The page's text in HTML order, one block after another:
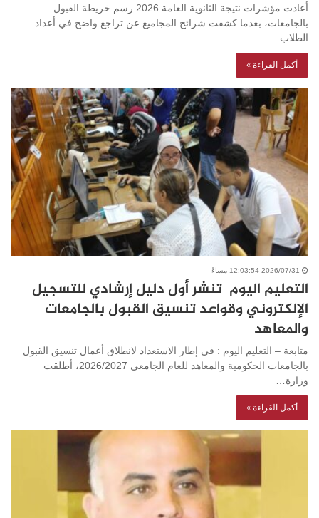
أعادت مؤشرات نتيجة الثانوية العامة 2026 رسم خريطة القبول
بالجامعات، بعدما كشفت شرائح المجاميع عن تراجع واضح في أعداد
الطلاب…
أكمل القراءة »
2026/07/31 12:03:54 مساءً
التعليم اليوم تنشر أول دليل إرشادي للتسجيل
الإلكتروني وقواعد تنسيق القبول بالجامعات
والمعاهد
متابعة – التعليم اليوم : في إطار الاستعداد لانطلاق أعمال تنسيق القبول
بالجامعات الحكومية والمعاهد للعام الجامعي 2026/2027، أطلقت
وزارة…
أكمل القراءة »